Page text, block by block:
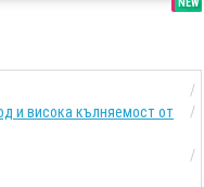
SALE
NEW
и висока кълняемост от